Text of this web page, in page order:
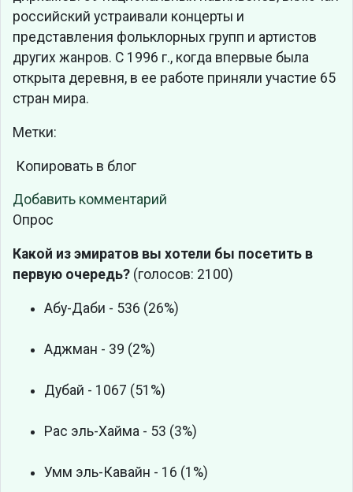
российский устраивали концерты и
представления фольклорных групп и артистов
других жанров. С 1996 г., когда впервые была
открыта деревня, в ее работе приняли участие 65
стран мира.
Метки:
Копировать в блог
Добавить комментарий
Опрос
Какой из эмиратов вы хотели бы посетить в
первую очередь? (голосов: 2100)
Абу-Даби - 536 (26%)
Аджман - 39 (2%)
Дубай - 1067 (51%)
Рас эль-Хайма - 53 (3%)
Умм эль-Кавайн - 16 (1%)